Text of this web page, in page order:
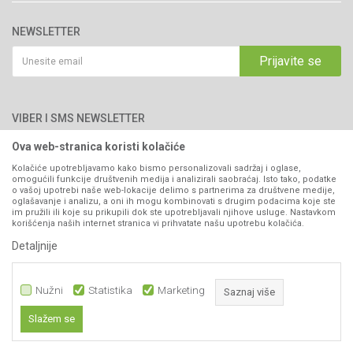
76300 Bijeljina
066/44-99-00
Brendovi
Katalozi
Saradnja
Kontakt
Politika privatnosti
Kako kupiti
Isporuka
Pravo na odustajanje
Reklamacije
Povraćaj sredstava
Zamjena artikala
Plaćanje karticama
NEWSLETTER
Prijavite se
VIBER I SMS NEWSLETTER
PRATITE NAS
Ova web-stranica koristi kolačiće
Kolačiće upotrebljavamo kako bismo personalizovali sadržaj i oglase,
omogućili funkcije društvenih medija i analizirali saobraćaj. Isto tako, podatke
o vašoj upotrebi naše web-lokacije delimo s partnerima za društvene medije,
oglašavanje i analizu, a oni ih mogu kombinovati s drugim podacima koje ste
im pružili ili koje su prikupili dok ste upotrebljavali njihove usluge. Nastavkom
korišćenja naših internet stranica vi prihvatate našu upotrebu kolačića.
Detaljnije
Nužni Statistika Marketing Saznaj više
Slažem se